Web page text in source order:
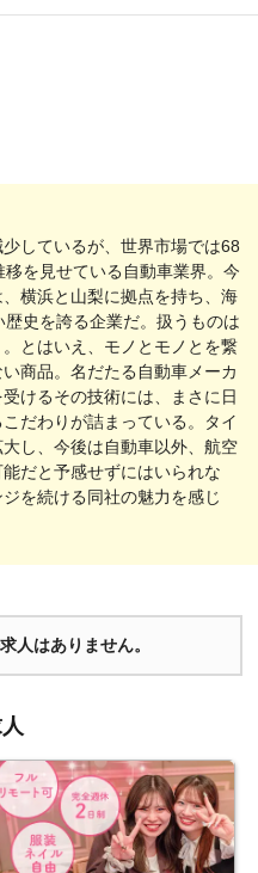
しているが、世界市場では68
を見せている自動車業界。今
横浜と山梨に拠点を持ち、海
史を誇る企業だ。扱うものは
とはいえ、モノとモノとを繋
商品。名だたる自動車メーカ
けるその技術には、まさに日
だわりが詰まっている。タイ
し、今後は自動車以外、航空
だと予感せずにはいられな
を続ける同社の魅力を感じ
人はありません。